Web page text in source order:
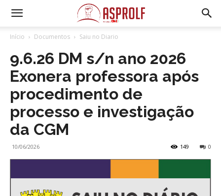
Início Documentos Saiu no Diario
9.6.26 DM s/n ano 2026
Exonera professora após
procedimento de
processo e investigação
da CGM
10/06/2026 0
149